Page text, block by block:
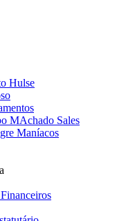
Hulse
MAchado Sales
Maníacos